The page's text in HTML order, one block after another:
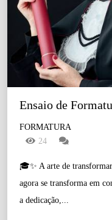
Ensaio de
FORMATURA
24
🎓✨ A arte de
agora se transforma em
a dedicação,...